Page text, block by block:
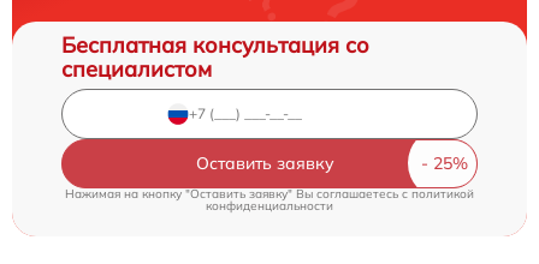
Бесплатная консультация со
специалистом
Оставить заявку
Нажимая на кнопку "Оставить заявку" Вы соглашаетесь cполитикой
конфиденциальности